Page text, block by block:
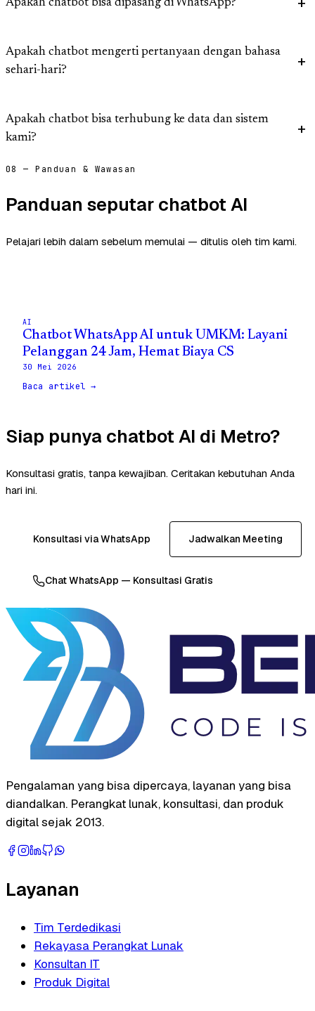
Apakah chatbot bisa dipasang di WhatsApp?
Apakah chatbot mengerti pertanyaan dengan bahasa
sehari-hari?
Apakah chatbot bisa terhubung ke data dan sistem
kami?
08 — Panduan & Wawasan
Panduan seputar chatbot AI
Pelajari lebih dalam sebelum memulai — ditulis oleh tim kami.
AI
Chatbot WhatsApp AI untuk UMKM: Layani
Pelanggan 24 Jam, Hemat Biaya CS
30 Mei 2026
Baca artikel →
Siap punya chatbot AI di Metro?
Konsultasi gratis, tanpa kewajiban. Ceritakan kebutuhan Anda
hari ini.
Konsultasi via WhatsApp Jadwalkan Meeting
Chat WhatsApp — Konsultasi Gratis
Pengalaman yang bisa dipercaya, layanan yang bisa
diandalkan. Perangkat lunak, konsultasi, dan produk
digital sejak 2013.
Layanan
Tim Terdedikasi
Rekayasa Perangkat Lunak
Konsultan IT
Produk Digital